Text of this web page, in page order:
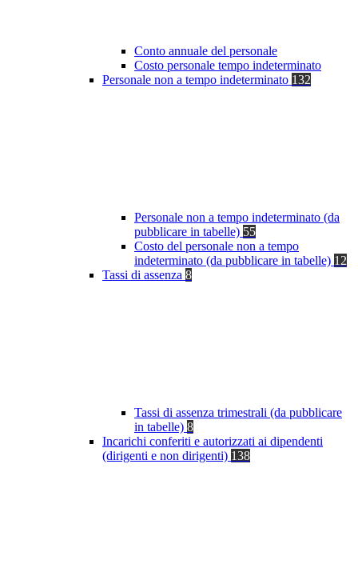
Conto annuale del personale
Costo personale tempo indeterminato
Personale non a tempo indeterminato 132
Personale non a tempo indeterminato (da
pubblicare in tabelle) 55
Costo del personale non a tempo
indeterminato (da pubblicare in tabelle) 12
Tassi di assenza 8
Tassi di assenza trimestrali (da pubblicare
in tabelle) 8
Incarichi conferiti e autorizzati ai dipendenti
(dirigenti e non dirigenti) 138